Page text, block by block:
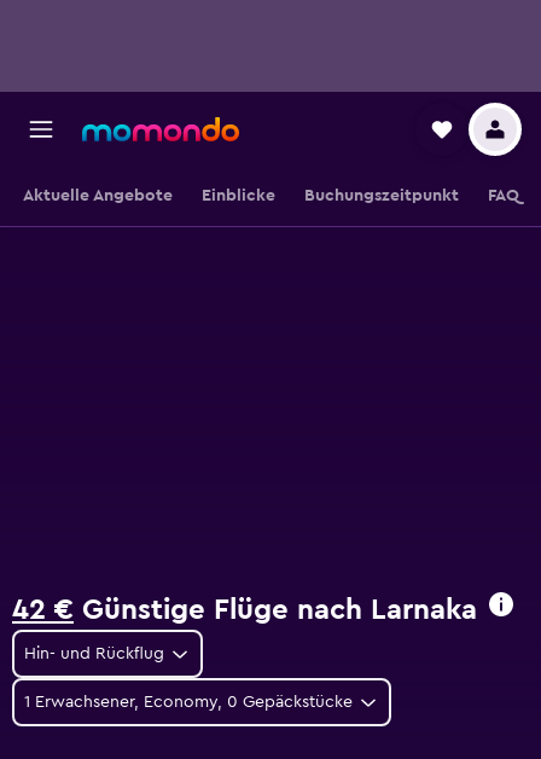
Aktuelle Angebote Einblicke Buchungszeitpunkt FAQ
42 € Günstige Flüge nach Larnaka
Hin- und Rückflug
1 Erwachsener, Economy, 0 Gepäckstücke